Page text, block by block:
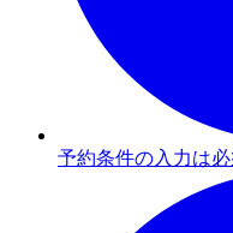
予約条件の入力は